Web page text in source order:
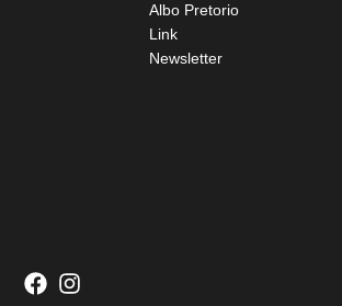
Albo Pretorio
Link
Newsletter